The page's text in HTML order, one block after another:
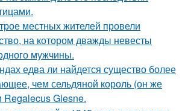
местных жителей провели
на котором дважды невесты
мужчины.
едва ли найдется существо более
чем сельдяной король (он же
Glesne.